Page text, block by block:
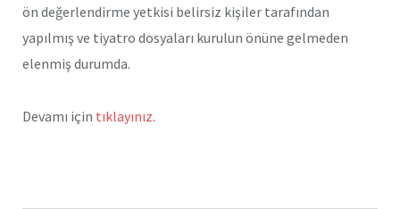
ön değerlendirme yetkisi belirsiz kişiler tarafından
yapılmış ve tiyatro dosyaları kurulun önüne gelmeden
elenmiş durumda.
Devamı için tıklayınız.